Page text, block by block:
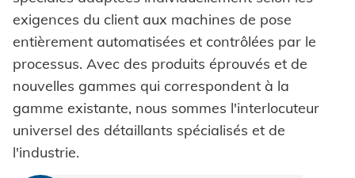
Bagues
Rivets industriels
Pièces spéciales
Commerce spécialisé
Industrie
Automobile
COMPÉTENCE
FABRICATION
Développement
Construction d'outillage
SUPPLY CHAIN
SERVICE
exigences du client aux machines de pose
entièrement automatisées et contrôlées par le
processus. Avec des produits éprouvés et de
nouvelles gammes qui correspondent à la
gamme existante, nous sommes l'interlocuteur
universel des détaillants spécialisés et de
l'industrie.